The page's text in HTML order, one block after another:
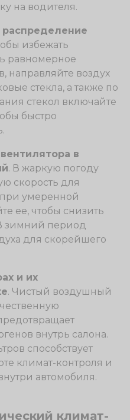
на водителя.
избежать
равномерное
направляйте воздух
стекла, а также по
стекол включайте
быстро
в
. В жаркую погоду
скорость для
умеренной
ее, чтобы снизить
зимний период
для скорейшего
и их
. Чистый воздушный
внутрь салона.
способствует
климат-контроля и
автомобиля.
климат-